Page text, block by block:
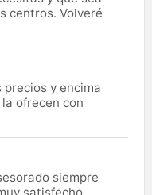
centros. Volveré
precios y encima
ofrecen con
siempre